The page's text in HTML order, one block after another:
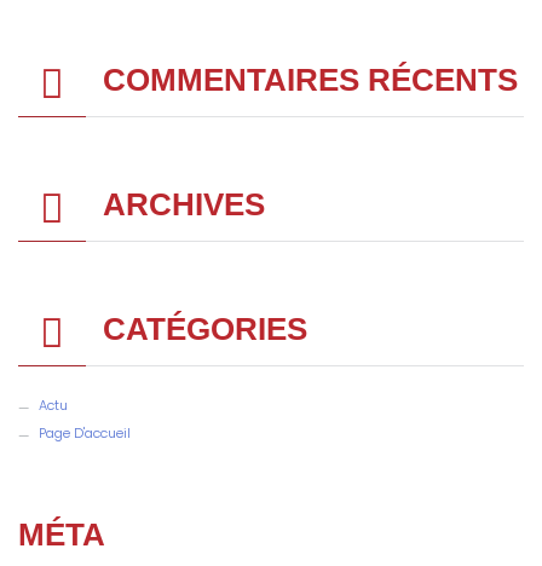
COMMENTAIRES RÉCENTS
ARCHIVES
CATÉGORIES
Actu
Page D'accueil
MÉTA